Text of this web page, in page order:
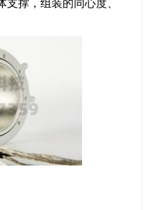
撑，组装的同心度、